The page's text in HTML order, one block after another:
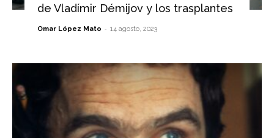
de Vladímir Démijov y los trasplantes
Omar López Mato - 14 agosto, 2023